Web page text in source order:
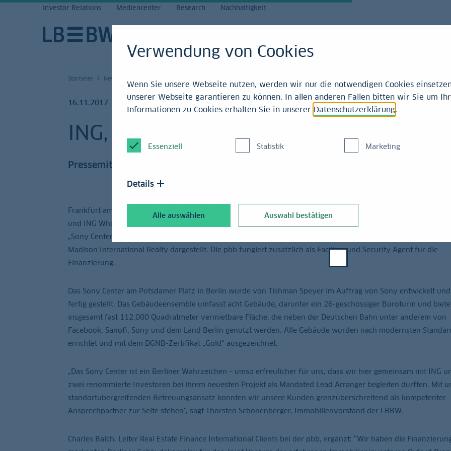
Investor Relations Mediencenter Research Nachhaltigkeit
Startseite News und Service
16.11.2017
ING, pbb und LBBW finanzieren Sony
Pressemitteilung
Frankfurt am Main, 16. November 2017 - pbb Deutsche Pfandbriefbank AG, Landesbank Baden-Württemberg
und ING Wholesale Banking haben als Mandated Lead Arrangers und Original Lenders die langfristige
„Sony Center“ in Berlin über insgesamt 625 Millionen Euro für ein Joint Venture aus Oxford Properties Group
Madison International Realty dargestellt. Die pbb fungiert zusätzlich als Facility- und Security Agent für die
Finanzierung.
Das Sony Center am Potsdamer Platz in Berlin wurde von Tishman Speyer im Auftrag von Sony entwickelt
fertig gestellt. Das Gebäudeensemble umfasst acht Gebäude, darunter ein 26-geschossiger Büroturm und
insgesamt fast 112.000 Quadratmeter vermietbare Fläche, die neben der Deutschen Bahn unter anderem von
Facebook, Sanofi, Sony und dem Land Berlin genutzt werden. Alle Gebäude wurden nach modernsten
errichtet und mit dem DGNB-Zertifikat „Gold“ ausgezeichnet.
„Das Sony Center ist ein Berliner Wahrzeichen – umso erfreulicher für uns, dass wir hier gemeinsam mit ING
zwei renommierte Investoren bei ihrem neuesten Projekt als Mandated Lead Arranger begleiten durften. Mit
standortübergreifenden Betreuungsansatz konnten wir unsere Kunden grenzüberschreitend als kompetenter
Ansprechpartner zur Seite stehen", sagt Thorsten Schönenberger, Immobilienvorstand der LBBW.
Charles Balch, Leiter Real Estate Finance International Clients bei der pbb, ergänzt: “Wir haben die
Verwendung von Cookies
Wenn Sie unsere Webseite nutzen, werden wir nur die notwendigen Cookies
unserer Webseite garantieren zu können. In allen anderen Fällen bitten wir Sie um
Informationen zu Cookies erhalten Sie in unserer Datenschutzerklärung.
Essenziell Statistik Marketing
Details
Alle auswählen Auswahl bestätigen